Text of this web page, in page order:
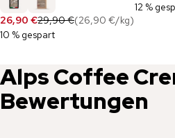
26,90 €29,90 €(26,90 €/kg)
10 % gespart
12 %
Alps Coffee
Bewertungen